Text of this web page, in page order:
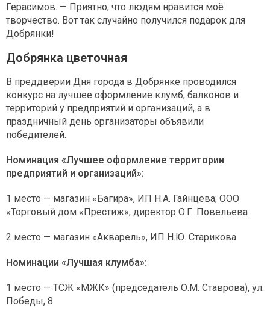
Герасимов. — Приятно, что людям нравится моё
творчество. Вот так случайно получился подарок для
Добрянки!
Добрянка цветочная
В преддверии Дня города в Добрянке проводился
конкурс на лучшее оформление клумб, балконов и
территорий у предприятий и организаций, а в
праздничный день организаторы объявили
победителей.
Номинация «Лучшее оформление территории
предприятий и организаций»:
1 место — магазин «Багира», ИП Н.А. Гайнцева; ООО
«Торговый дом «Престиж», директор О.Г. Повельева
2 место — магазин «Акварель», ИП Н.Ю. Старикова
Номинации «Лучшая клумба»:
1 место — ТСЖ «МЖК» (председатель О.М. Ставрова), ул.
Победы, 8